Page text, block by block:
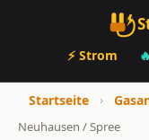
⚡ Strom
Startseite ›
Neuhausen / Spree